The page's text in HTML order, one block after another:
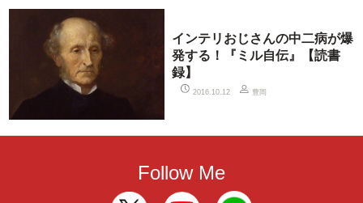
インテリおじさんの中二病が爆
発する！『ミル自伝』【読書
録】
2016.10.12 豊岡
Follow Me